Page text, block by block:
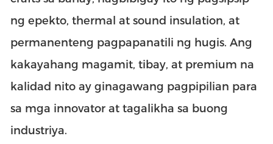
ng epekto, thermal at sound insulation, at
permanenteng pagpapanatili ng hugis. Ang
kakayahang magamit, tibay, at premium na
kalidad nito ay ginagawang pagpipilian para
sa mga innovator at tagalikha sa buong
industriya.